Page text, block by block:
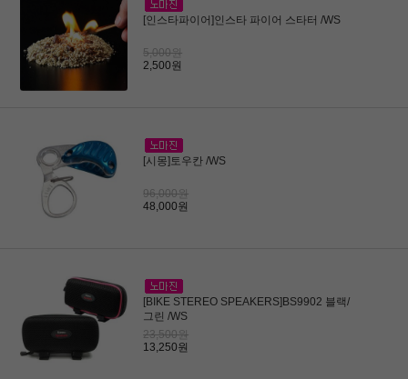
[인스타파이어]인스타 파이어 스타터 /WS
5,000원
2,500원
[시몽]토우칸 /WS
96,000원
48,000원
[BIKE STEREO SPEAKERS]BS9902 블랙/
그린 /WS
23,500원
13,250원